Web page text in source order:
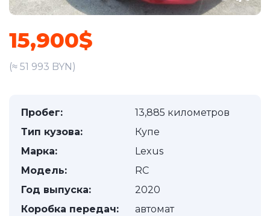
15,900$
(≈ 51 993 BYN)
Пробег:
13,885 километров
Тип кузова:
Купе
Марка:
Lexus
Модель:
RC
Год выпуска:
2020
Коробка передач:
автомат